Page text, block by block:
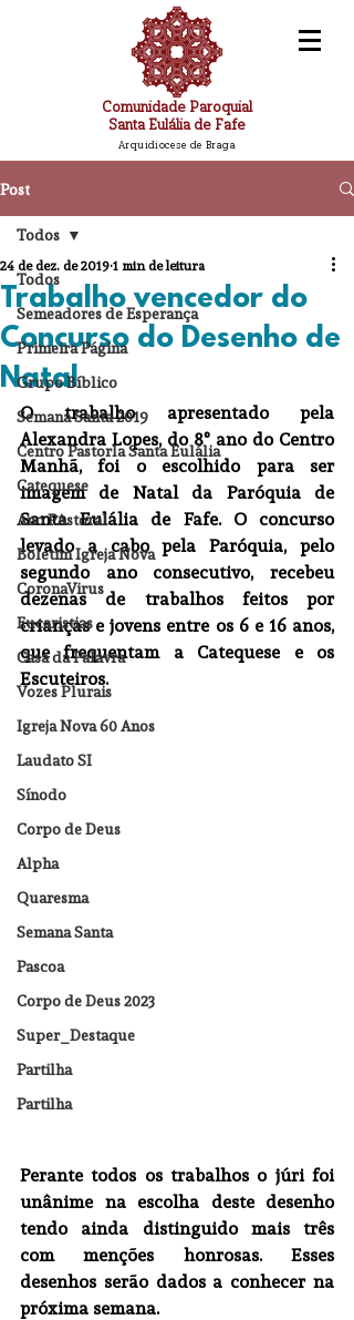
Comunidade Paroquial
Santa Eulália de Fafe
Arquidiocese de Braga
Post
Todos
Semeadores de Esperança
Primeira Página
Grupo Bíblico
Semana Santa 2019
Centro Pastorla Santa Eulália
Catequese
Ano PAstoral
Boletim Igreja Nova
CoronaVirus
Eucaristias
Casa da Palavra
Vozes Plurais
Igreja Nova 60 Anos
Laudato SI
Sínodo
Corpo de Deus
Alpha
Quaresma
Semana Santa
Pascoa
Corpo de Deus 2023
Super_Destaque
Partilha
Partilha
Todos
Trabalho vencedor do
Concurso do Desenho de
Natal
24 de dez. de 2019 1 min de leitura
O trabalho apresentado pela
Alexandra Lopes, do 8º ano do Centro
Manhã, foi o escolhido para ser
imagem de Natal da Paróquia de
Santa Eulália de Fafe. O concurso
levado a cabo pela Paróquia, pelo
segundo ano consecutivo, recebeu
dezenas de trabalhos feitos por
crianças e jovens entre os 6 e 16 anos,
que frequentam a Catequese e os
Escuteiros.
Perante todos os trabalhos o júri foi
unânime na escolha deste desenho
tendo ainda distinguido mais três
com menções honrosas. Esses
desenhos serão dados a conhecer na
próxima semana.